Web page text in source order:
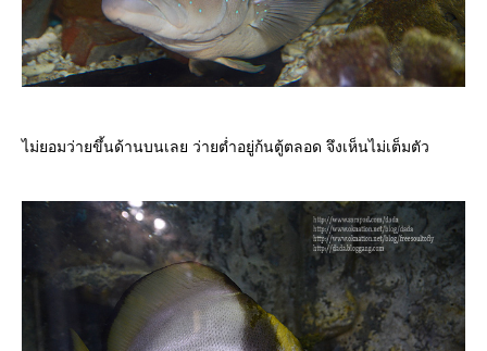
ไม่ยอมว่ายขึ้นด้านบนเลย ว่ายต่ำอยู่ก้นตู้ตลอด จึงเห็นไม่เต็มตัว